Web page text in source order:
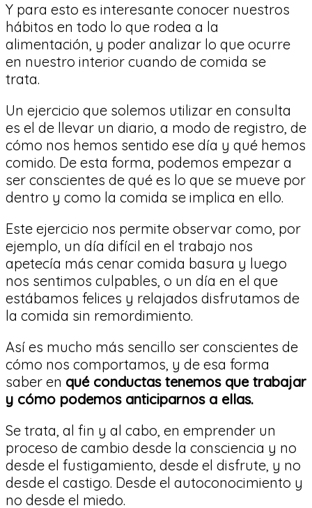
Y para esto es interesante conocer nuestros
hábitos en todo lo que rodea a la
alimentación, y poder analizar lo que ocurre
en nuestro interior cuando de comida se
trata.
Un ejercicio que solemos utilizar en consulta
es el de llevar un diario, a modo de registro, de
cómo nos hemos sentido ese día y qué hemos
comido. De esta forma, podemos empezar a
ser conscientes de qué es lo que se mueve por
dentro y como la comida se implica en ello.
Este ejercicio nos permite observar como, por
ejemplo, un día difícil en el trabajo nos
apetecía más cenar comida basura y luego
nos sentimos culpables, o un día en el que
estábamos felices y relajados disfrutamos de
la comida sin remordimiento.
Así es mucho más sencillo ser conscientes de
cómo nos comportamos, y de esa forma
saber en qué conductas tenemos que trabajar
y cómo podemos anticiparnos a ellas.
Se trata, al fin y al cabo, en emprender un
proceso de cambio desde la consciencia y no
desde el fustigamiento, desde el disfrute, y no
desde el castigo. Desde el autoconocimiento y
no desde el miedo.